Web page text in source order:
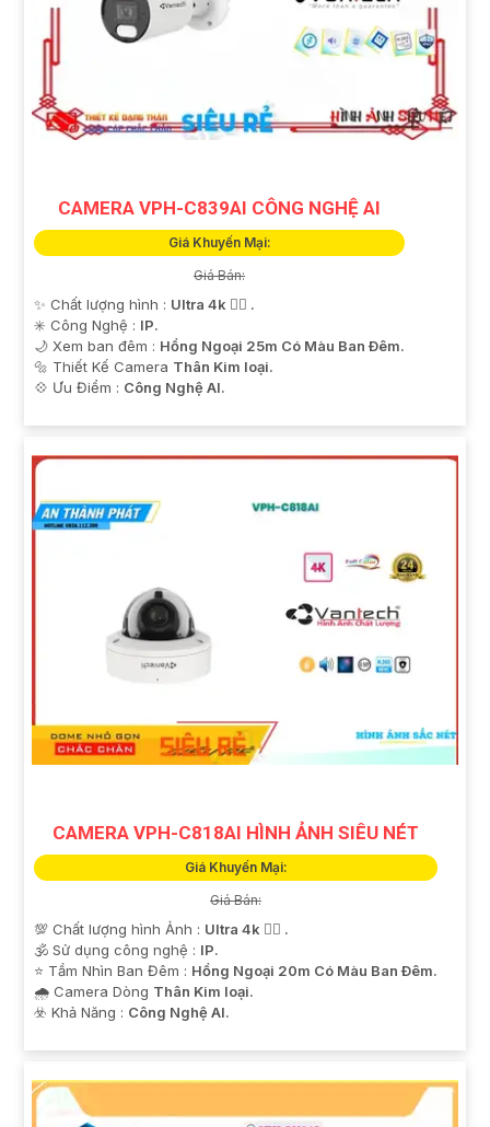
CAMERA VPH-C839AI CÔNG NGHỆ AI
Giá Khuyến Mại:
Giá Bán:
✨ Chất lượng hình : Ultra 4k 👍🏾 .
✳️ Công Nghệ : IP.
🌙 Xem ban đêm : Hồng Ngoại 25m Có Màu Ban Ðêm.
🔩 Thiết Kế Camera Thân Kim loại.
️💠 Ưu Điểm : Công Nghệ AI.
CAMERA VPH-C818AI HÌNH ẢNH SIÊU NÉT
Giá Khuyến Mại:
Giá Bán:
💯 Chất lượng hình Ảnh : Ultra 4k 👍🏾 .
🕉️ Sử dụng công nghệ : IP.
⭐ Tầm Nhìn Ban Đêm : Hồng Ngoại 20m Có Màu Ban Ðêm.
🌧️ Camera Dòng Thân Kim loại.
️☣️ Khả Năng : Công Nghệ AI.